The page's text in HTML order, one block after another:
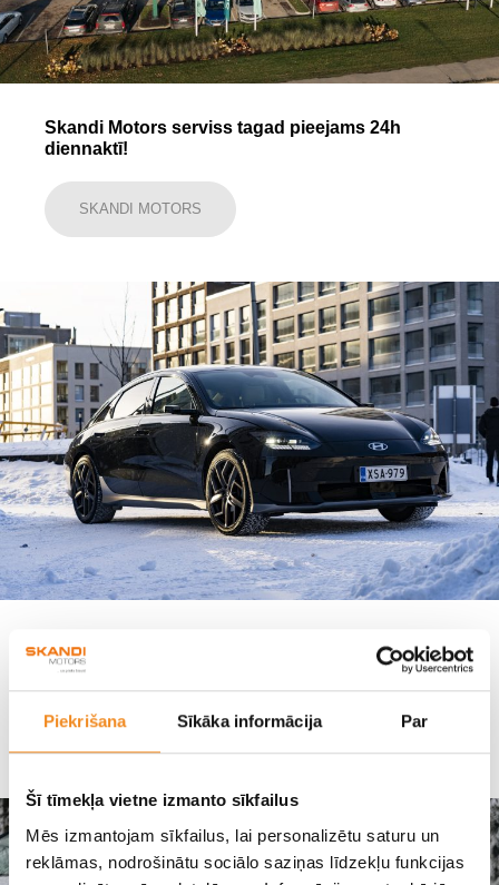
Piekrišana Sīkāka informācija Par
Šī tīmekļa vietne izmanto sīkfailus
Mēs izmantojam sīkfailus, lai personalizētu saturu un
reklāmas, nodrošinātu sociālo saziņas līdzekļu funkcijas
Skandi Motors serviss tagad pieejams 24h
diennaktī!
SKANDI MOTORS
Pieejams atbalsts elektromobiļu iegādei
juridiskām personām
SKANDI MOTORS